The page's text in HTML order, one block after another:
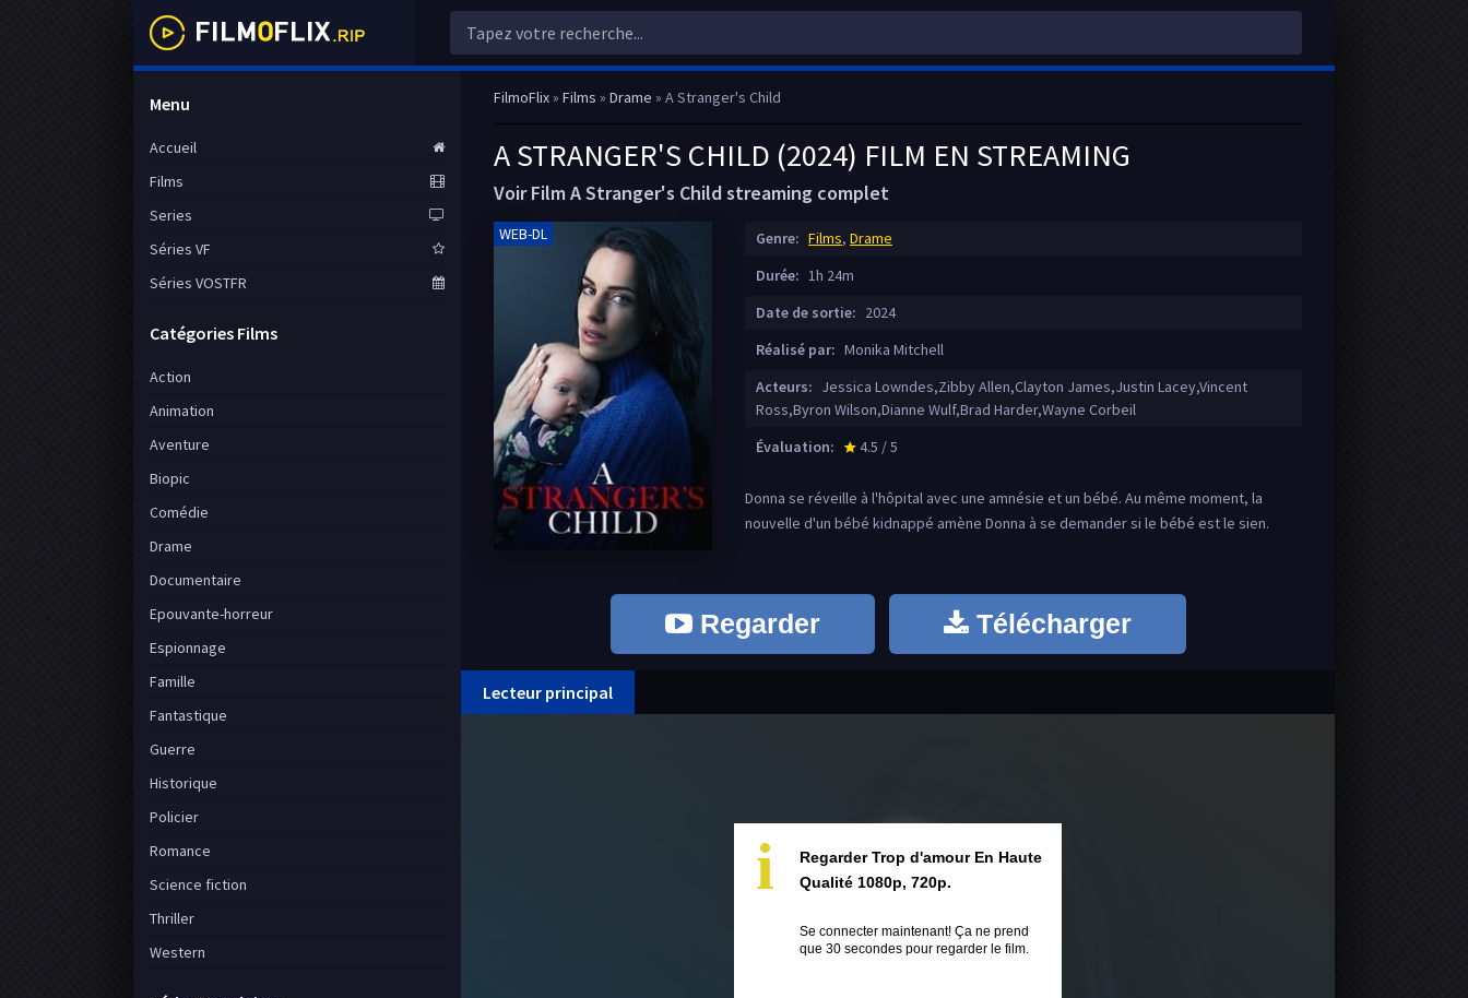
FilmoFlix» Films » Drame » A Stranger's Child
A STRANGER'S CHILD (2024) FILM EN STREAMING
Voir Film A Stranger's Child streaming complet
WEB-DL Genre: Films, Drame
Durée: 1h 24m
Date de sortie: 2024
Réalisé par: Monika Mitchell
Acteurs: Jessica Lowndes,Zibby Allen,Clayton James,Justin Lacey,Vincent
Ross,Byron Wilson,Dianne Wulf,Brad Harder,Wayne Corbeil
Évaluation:
star_rate
4.5 / 5
Donna se réveille à l'hôpital avec une amnésie et un bébé. Au même moment, la
nouvelle d'un bébé kidnappé amène Donna à se demander si le bébé est le sien.
Regarder Télécharger
Lecteur principal
i
Regarder Trop d'amour En Haute
Qualité 1080p, 720p.
Se connecter maintenant! Ça ne prend
que 30 secondes pour regarder le film.
Menu
Accueil
Films
Series
Séries VF
Séries VOSTFR
Catégories Films
Action
Animation
Aventure
Biopic
Comédie
Drame
Documentaire
Epouvante-horreur
Espionnage
Famille
Fantastique
Guerre
Historique
Policier
Romance
Science fiction
Thriller
Western